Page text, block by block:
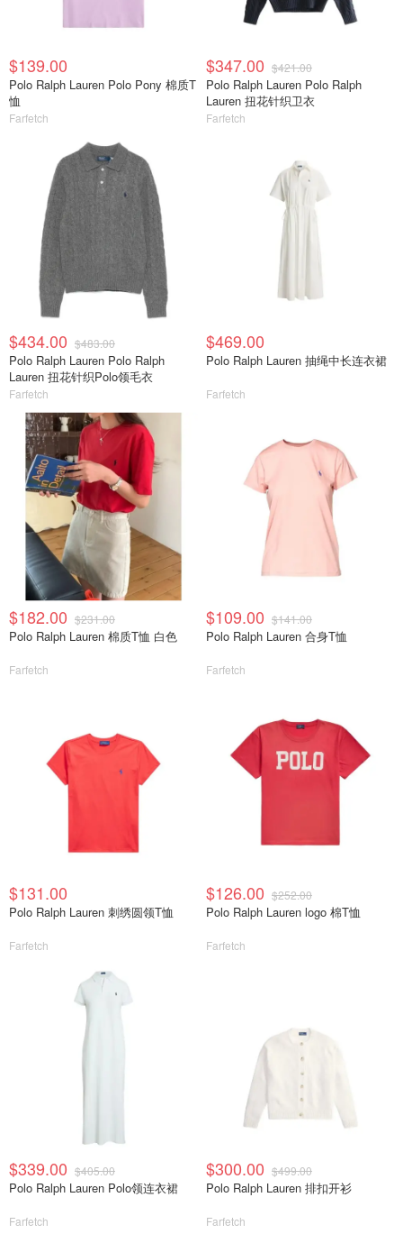
$139.00
Polo Ralph Lauren Polo Pony 棉质T
恤
Farfetch
$347.00 $421.00
Polo Ralph Lauren Polo Ralph
Lauren 扭花针织卫衣
Farfetch
$434.00 $483.00
Polo Ralph Lauren Polo Ralph
Lauren 扭花针织Polo领毛衣
Farfetch
$469.00
Polo Ralph Lauren 抽绳中长连衣裙
Farfetch
$182.00 $231.00
Polo Ralph Lauren 棉质T恤 白色
Farfetch
$109.00 $141.00
Polo Ralph Lauren 合身T恤
Farfetch
$131.00
Polo Ralph Lauren 刺绣圆领T恤
Farfetch
$126.00 $252.00
Polo Ralph Lauren logo 棉T恤
Farfetch
$339.00 $405.00
Polo Ralph Lauren Polo领连衣裙
Farfetch
$300.00 $499.00
Polo Ralph Lauren 排扣开衫
Farfetch